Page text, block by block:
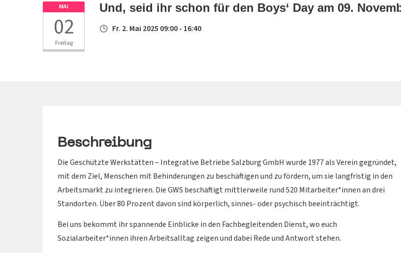
MAI
02
Freitag
Und, seid ihr schon für den Boys‘ Day am 09.
Fr. 2. Mai 2025 09:00 - 16:40
Beschreibung
Die Geschützte Werkstätten – Integrative Betriebe Salzburg GmbH wurde 1977 als Verein gegründet,
mit dem Ziel, Menschen mit Behinderungen zu beschäftigen und zu fördern, um sie langfristig in den
Arbeitsmarkt zu integrieren. Die GWS beschäftigt mittlerweile rund 520 Mitarbeiter*innen an drei
Standorten. Über 80 Prozent davon sind körperlich, sinnes- oder psychisch beeinträchtigt.
Bei uns bekommt ihr spannende Einblicke in den Fachbegleitenden Dienst, wo euch
Sozialarbeiter*innen ihren Arbeitsalltag zeigen und dabei Rede und Antwort stehen.